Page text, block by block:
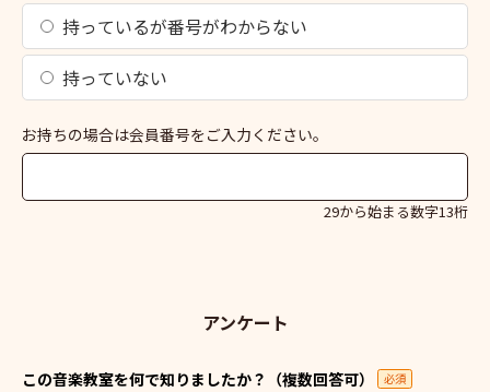
持っているが番号がわからない
持っていない
お持ちの場合は会員番号をご入力ください。
29から始まる数字13桁
アンケート
この音楽教室を何で知りましたか？（複数回答可） 必須